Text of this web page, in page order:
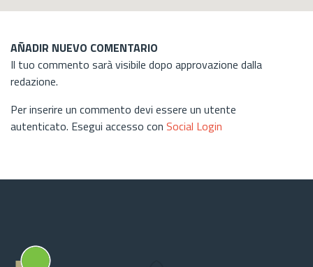
AÑADIR NUEVO COMENTARIO
Il tuo commento sarà visibile dopo approvazione dalla
redazione.
Per inserire un commento devi essere un utente
autenticato. Esegui accesso con Social Login